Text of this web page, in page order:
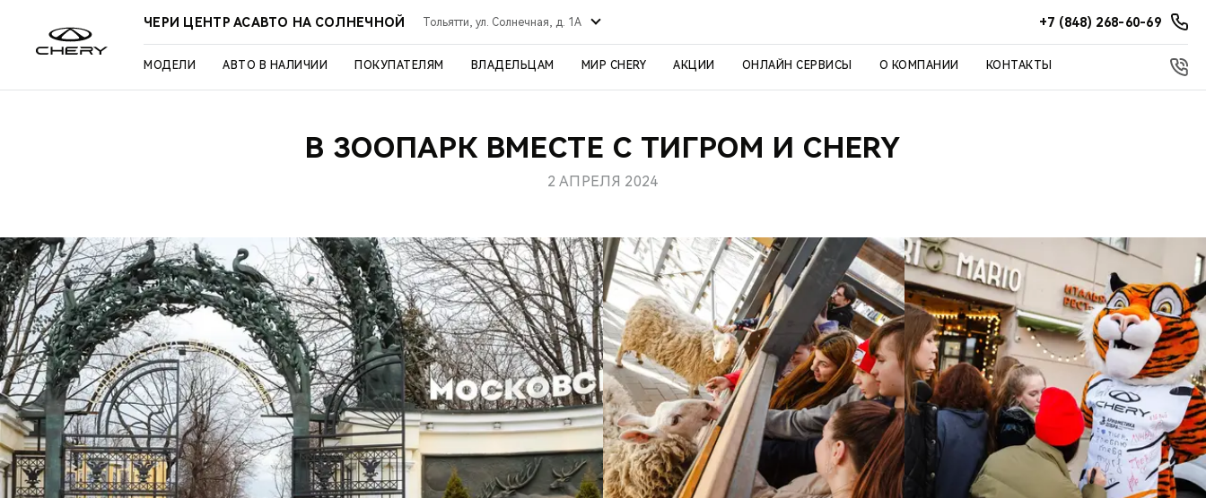
ЧЕРИ ЦЕНТР АСАВТО НА СОЛНЕЧНОЙ Тольятти, ул. Солнечная, д. 1А +7 (848) 268-60-69
МОДЕЛИ АВТО В НАЛИЧИИ ПОКУПАТЕЛЯМ ВЛАДЕЛЬЦАМ МИР CHERY АКЦИИ ОНЛАЙН СЕРВИСЫ О КОМПАНИИ КОНТАКТЫ
В ЗООПАРК ВМЕСТЕ С ТИГРОМ И CHERY
2 АПРЕЛЯ 2024